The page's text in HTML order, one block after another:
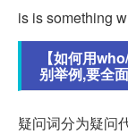
is is something
【如何用
别举例,要全
疑问词分为疑问